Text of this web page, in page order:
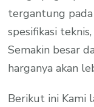
tergantung
spesifikasi
Semakin besar
harganya akan
Berikut ini Kami